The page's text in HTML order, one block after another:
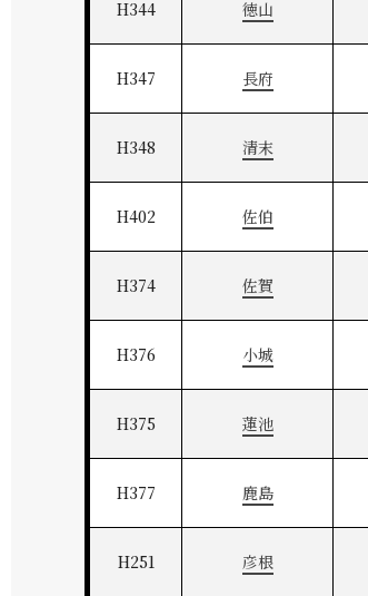
H344 徳山
H347 長府
H348 清末
H402 佐伯
H374 佐賀
H376 小城
H375 蓮池
H377 鹿島
H251 彦根